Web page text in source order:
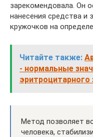
зарекомендовала. Он
нанесения средства и
кружочков на
Читайте также:
- нормальные
эритроцитарного
Метод позволяет
человека,